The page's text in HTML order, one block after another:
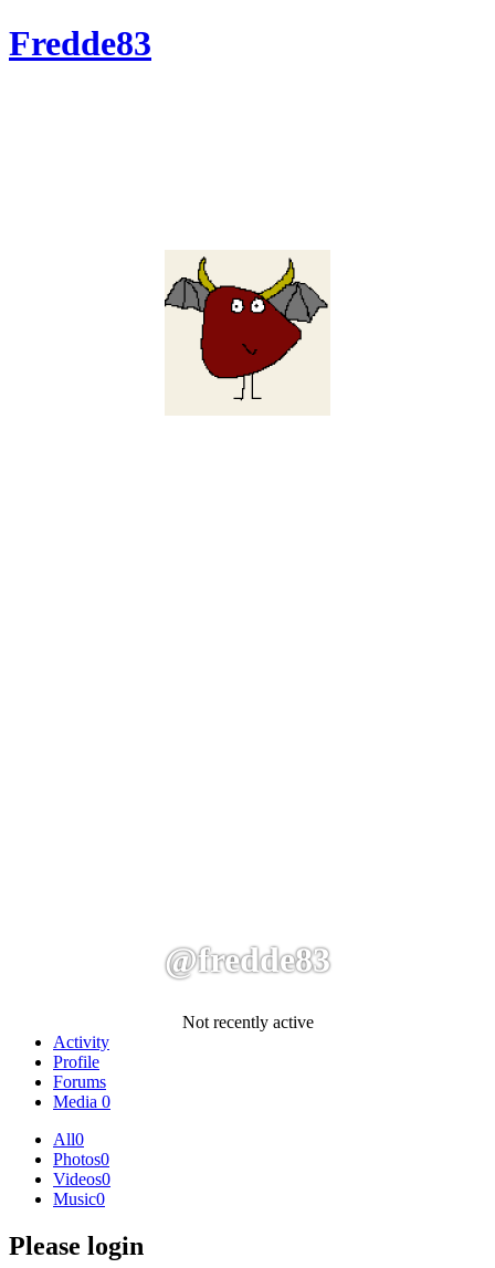
Fredde83
@fredde83
Not recently active
Activity
Profile
Forums
Media 0
All0
Photos0
Videos0
Music0
Please login